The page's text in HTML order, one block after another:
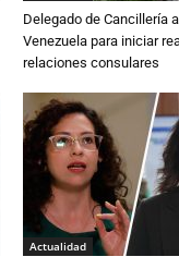
Delegado de Cancillería
Venezuela para iniciar
relaciones consulares
Actualidad